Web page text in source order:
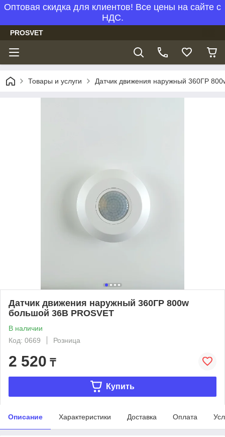
Оптовая скидка для клиентов! Все цены на сайте с
НДС.
PROSVET
Товары и услуги Датчик движения наружный 360ГР
Датчик движения наружный 360ГР 800w
большой 36B PROSVET
В наличии
Код: 0669
Розница
2 520 ₸
Купить
Описание Характеристики Доставка Оплата